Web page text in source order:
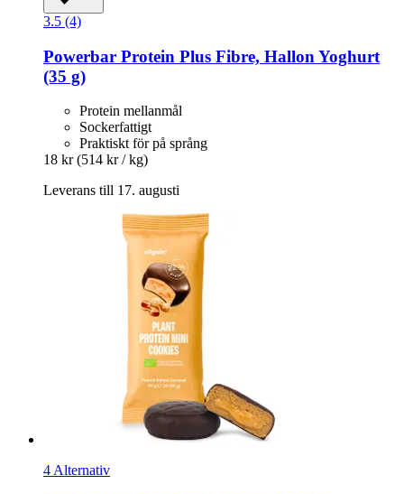
3.5 (4)
Powerbar Protein Plus Fibre, Hallon Yoghurt
(35 g)
Protein mellanmål
Sockerfattigt
Praktiskt för på språng
18 kr (514 kr / kg)
Leverans till 17. augusti
4 Alternativ